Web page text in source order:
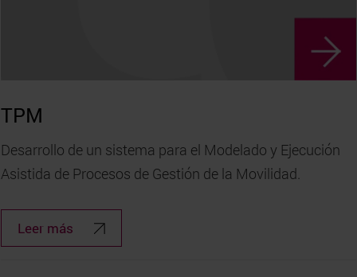
TPM
Desarrollo de un sistema para el Modelado y Ejecución
Asistida de Procesos de Gestión de la Movilidad.
Leer más